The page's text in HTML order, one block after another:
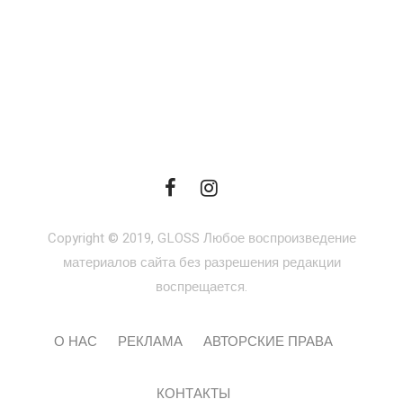
Copyright © 2019, GLOSS Любое воспроизведение
материалов сайта без разрешения редакции
воспрещается.
О НАС РЕКЛАМА АВТОРСКИЕ ПРАВА
КОНТАКТЫ